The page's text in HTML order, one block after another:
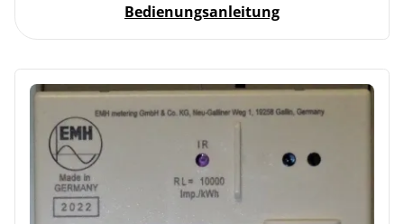
Bedienungsanleitung